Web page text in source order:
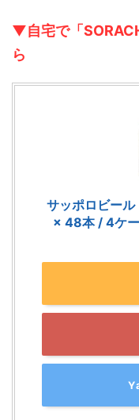
▼自宅で「
ら
サッポロビー
× 48本 / 4ケ